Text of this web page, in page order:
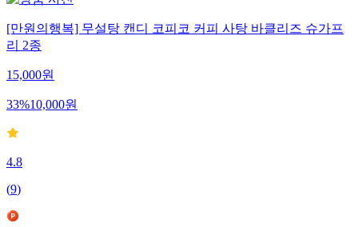
[만원의행복] 무설탕 캔디 코피코 커피 사탕 바클리즈 슈가프
리 2종
15,000원
33%10,000원
4.8
(9)